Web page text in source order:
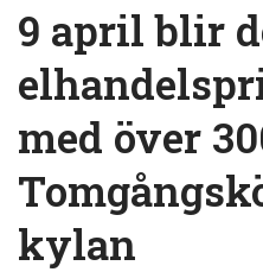
9 april blir
med över
kylan